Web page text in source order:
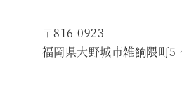
〒816-0923
福岡県大野城市雑餉隈町